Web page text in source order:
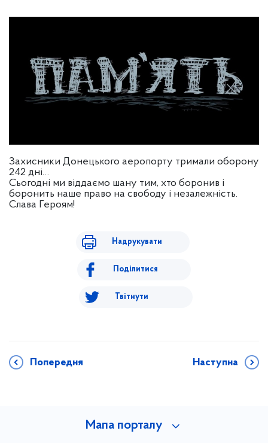
Захисники Донецького аеропорту тримали оборону
242 дні…
Сьогодні ми віддаємо шану тим, хто боронив і
боронить наше право на свободу і незалежність.
Слава Героям!
Надрукувати
Поділитися
Твітнути
Попередня Наступна
Мапа порталу